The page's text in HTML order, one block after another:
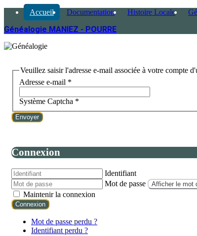
Accueil Documentation Histoire Locale
Généalogie MANIEZ - POURRE
Veuillez saisir l'adresse e-mail associée à votre compte
Adresse e-mail *
Système Captcha *
Envoyer
Connexion
Identifiant
Mot de passe
Afficher le mot
Maintenir la connexion
Connexion
Mot de passe perdu ?
Identifiant perdu ?